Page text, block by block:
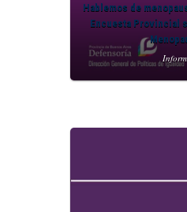
Hablemos de
Encuesta Provincial